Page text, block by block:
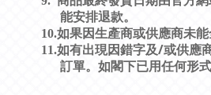
能安排退款。
10.如果因生產商或供應商未
11.如有出現因錯字及/或供應
訂單。如閣下已用任何形